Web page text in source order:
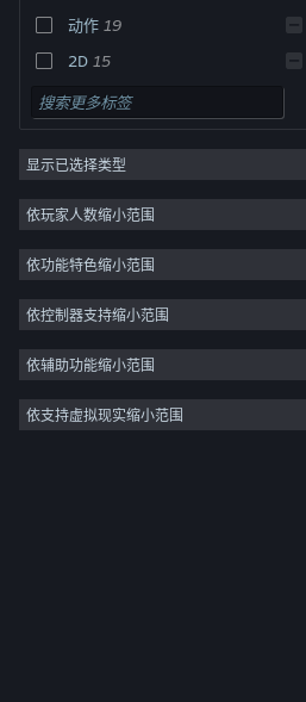
关于蒸汽平台|退款政策|软件许可服务协议
个人信息保护政策|个人信息出境告知书|
动作 19
2D 15
模拟 14
可爱 14
休闲 12
剧情丰富 12
策略 11
氛围 9
角色扮演 8
解谜 8
沙盒 8
显示已选择类型
依玩家人数缩小范围
依功能特色缩小范围
依控制器支持缩小范围
依辅助功能缩小范围
依支持虚拟现实缩小范围
40 个匹配的搜索结果。